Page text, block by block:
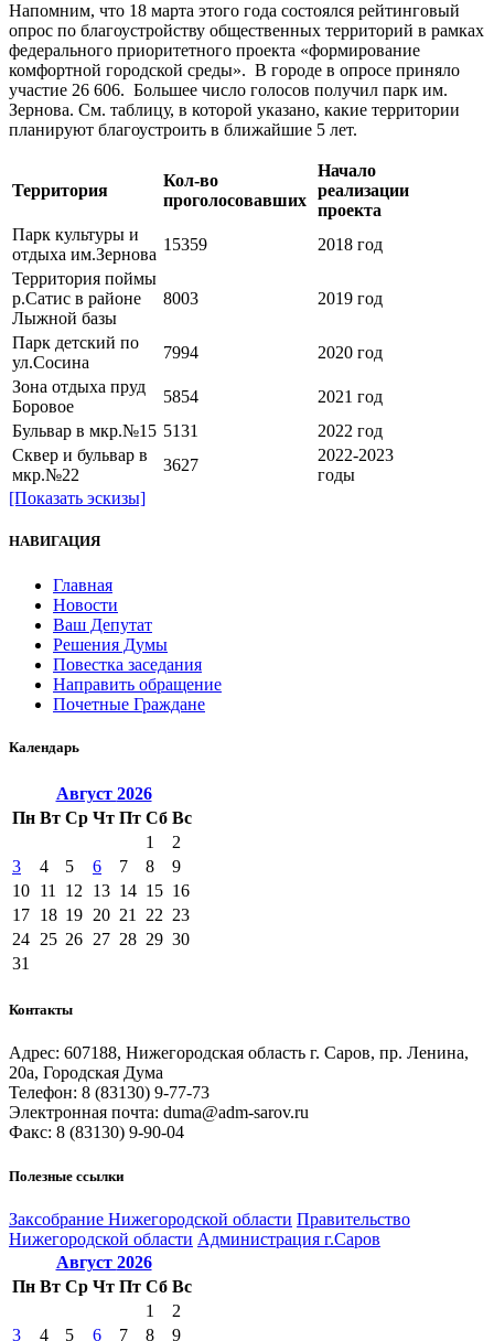
Напомним, что 18 марта этого года состоялся рейтинговый
опрос по благоустройству общественных территорий в рамках
федерального приоритетного проекта «формирование
комфортной городской среды». В городе в опросе приняло
участие 26 606. Большее число голосов получил парк им.
Зернова. См. таблицу, в которой указано, какие территории
планируют благоустроить в ближайшие 5 лет.
Территория
Кол-во
проголосовавших
Начало
реализации
проекта
Парк культуры и
отдыха им.Зернова
15359
2018 год
Территория поймы
р.Сатис в районе
Лыжной базы
8003 2019 год
Парк детский по
ул.Сосина
7994
2020 год
Зона отдыха пруд
Боровое
5854
2021 год
Бульвар в мкр.№15 5131
2022 год
Сквер и бульвар в
мкр.№22
3627
2022-2023
годы
[Показать эскизы]
НАВИГАЦИЯ
Главная
Новости
Ваш Депутат
Решения Думы
Повестка заседания
Направить обращение
Почетные Граждане
Календарь
Август 2026
Пн Вт Ср Чт Пт Сб Вс
1
2
3
4 5 6 7 8
9
10 11 12 13 14 15 16
17 18 19 20 21 22 23
24 25 26 27 28 29 30
31
Контакты
Адрес: 607188, Нижегородская область г. Саров, пр. Ленина,
20а, Городская Дума
Телефон: 8 (83130) 9-77-73
Электронная почта: duma@adm-sarov.ru
Факс: 8 (83130) 9-90-04
Полезные ссылки
Закcобрание Нижегородской области Правительство
Нижегородской области Администрация г.Саров
Август 2026
Пн Вт Ср Чт Пт Сб Вс
1
2
3
4 5 6 7 8 9